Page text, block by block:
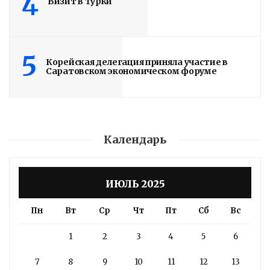
5
Корейская делегация приняла участие в
Саратовском экономическом форуме
Календарь
ИЮЛЬ 2025
Пн Вт Ср Чт Пт Сб Вс
1 2 3 4 5 6
7 8 9 10 11 12 13